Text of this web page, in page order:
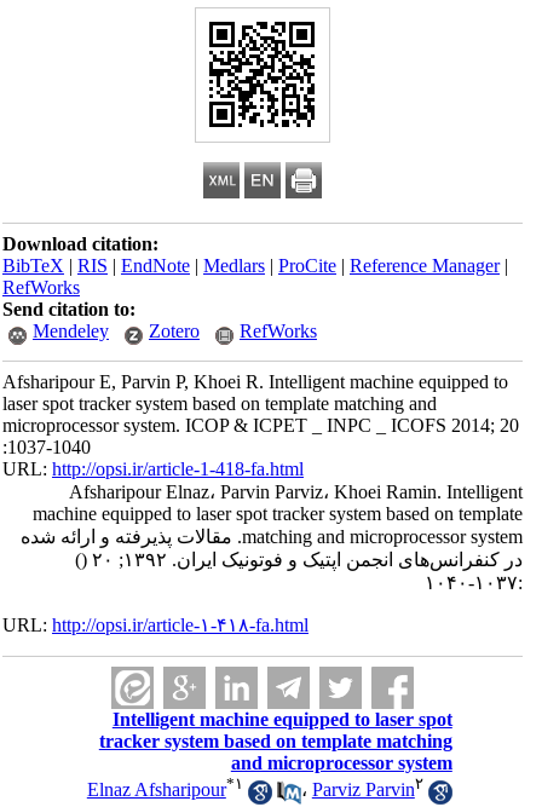
Download citation:
BibTeX|RIS|EndNote|Medlars|ProCite|Reference Manager
RefWorks
Send citation to:
Mendeley
Zotero RefWorks
Afsharipour E, Parvin P, Khoei R. Intelligent machine equipped to
laser spot tracker system based on template matching and
microprocessor system. ICOP & ICPET _ INPC _ ICOFS 2014; 20
:1037-1040
URL:http://opsi.ir/article-1-418-fa.html
Afsharipour Elnaz، Parvin Parviz، Khoei Ramin. Intelligent
machine equipped to laser spot tracker system based on template
matching and microprocessor system. مقالات پذیرفته و ارائه شده
در کنفرانس‌های انجمن اپتیک و فوتونیک ایران. ۱۳۹۲; ۲۰
()
URL:http://opsi.ir/article-۱-۴۱۸-fa.html
Intelligent machine equipped to laser spot
tracker system based on template matching
and microprocessor system
Elnaz Afsharipour*۱ ،Parviz Parvin۲